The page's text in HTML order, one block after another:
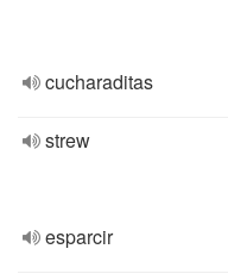
cucharaditas
strew
esparcir